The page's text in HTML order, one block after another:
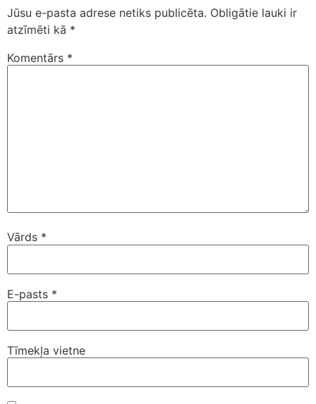
Jūsu e-pasta adrese netiks publicēta. Obligātie lauki ir
atzīmēti kā *
Komentārs *
Vārds *
E-pasts *
Tīmekļa vietne